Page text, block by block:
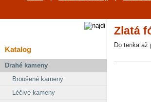
Katalog
Drahé kameny
Broušené kameny
Léčivé kameny
Zlatá
Do tenka